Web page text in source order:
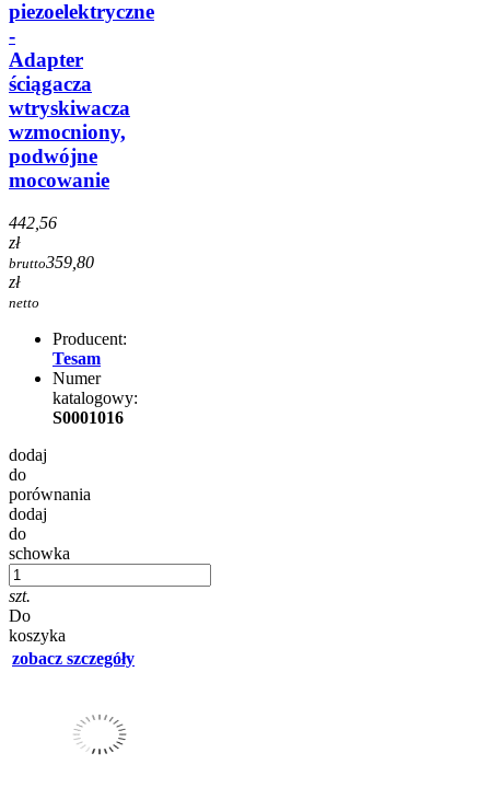
piezoelektryczne
-
Adapter
ściągacza
wtryskiwacza
wzmocniony,
podwójne
mocowanie
442,56
zł
brutto359,80
zł
netto
Producent:
Tesam
Numer
katalogowy:
S0001016
dodaj
do
porównania
dodaj
do
schowka
szt.
Do
koszyka
zobacz szczegóły